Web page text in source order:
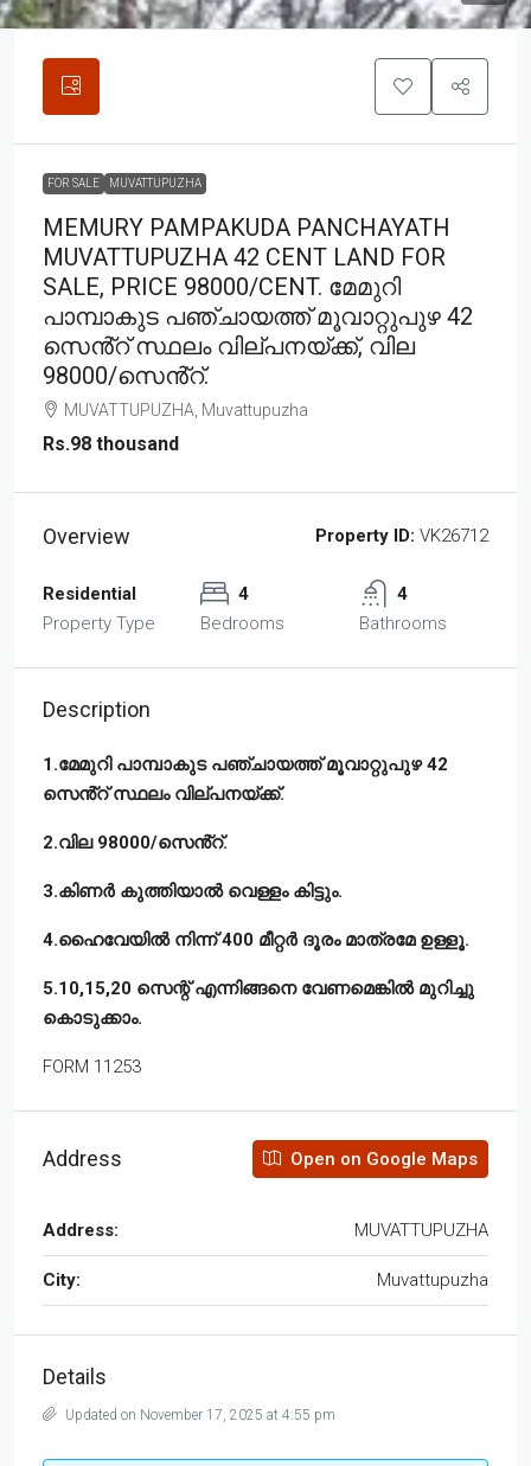
FOR SALE MUVATTUPUZHA
MEMURY PAMPAKUDA PANCHAYATH
MUVATTUPUZHA 42 CENT LAND FOR
SALE, PRICE 98000/CENT. മേമുറി
പാമ്പാകുട പഞ്ചായത്ത് മൂവാറ്റുപുഴ 42
സെൻ്റ് സ്ഥലം വില്പനയ്ക്ക്, വില
98000/സെൻ്റ്.
MUVATTUPUZHA, Muvattupuzha
Rs.98 thousand
Overview Property ID: VK26712
Residential
Property Type
4
Bedrooms
4
Bathrooms
Description
1.മേമുറി പാമ്പാകുട പഞ്ചായത്ത് മൂവാറ്റുപുഴ 42
സെൻ്റ് സ്ഥലം വില്പനയ്ക്ക്.
2.വില 98000/സെൻ്റ്.
3.കിണർ കുത്തിയാൽ വെള്ളം കിട്ടും.
4.ഹൈവേയിൽ നിന്ന് 400 മീറ്റർ ദൂരം മാത്രമേ ഉള്ളൂ.
5.10,15,20 സെന്റ് എന്നിങ്ങനെ വേണമെങ്കിൽ മുറിച്ചു
കൊടുക്കാം.
FORM 11253
Address Open on Google Maps
Address: MUVATTUPUZHA
City: Muvattupuzha
Details
Updated on November 17, 2025 at 4:55 pm